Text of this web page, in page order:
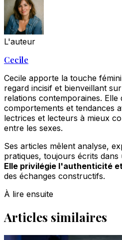
L'auteur
Cecile
Cecile apporte la touche
regard incisif et bienveillant
relations contemporaines. Elle
comportements et tendances
lectrices et lecteurs à mieux
entre les sexes.
Ses articles mêlent analyse,
pratiques, toujours écrits dans
Elle privilégie l'authenticité
des échanges constructifs.
À lire ensuite
Articles similaires